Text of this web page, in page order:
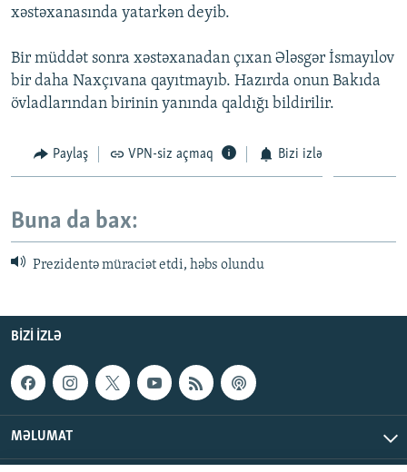
xəstəxanasında yatarkən deyib.
Bir müddət sonra xəstəxanadan çıxan Ələsgər İsmayılov
bir daha Naxçıvana qayıtmayıb. Hazırda onun Bakıda
övladlarından birinin yanında qaldığı bildirilir.
Paylaş VPN-siz açmaq Bizi izlə
Buna da bax:
Prezidentə müraciət etdi, həbs olundu
BIZI IZLƏ
MƏLUMAT